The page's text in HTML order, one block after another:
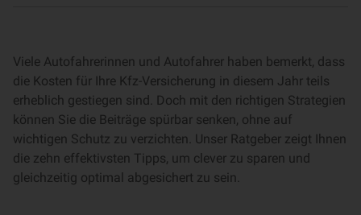
Viele Autofahrerinnen und Autofahrer haben bemerkt, dass
die Kosten für Ihre Kfz-Versicherung in diesem Jahr teils
erheblich gestiegen sind. Doch mit den richtigen Strategien
können Sie die Beiträge spürbar senken, ohne auf
wichtigen Schutz zu verzichten. Unser Ratgeber zeigt Ihnen
die zehn effektivsten Tipps, um clever zu sparen und
gleichzeitig optimal abgesichert zu sein.